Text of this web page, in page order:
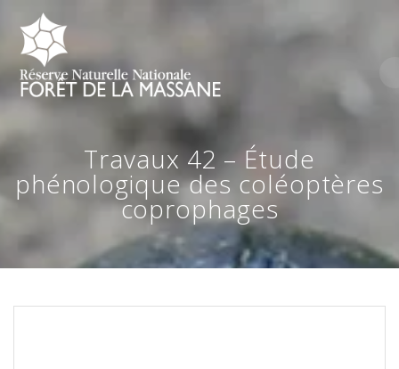
Travaux 42 – Étude
phénologique des coléoptères
coprophages